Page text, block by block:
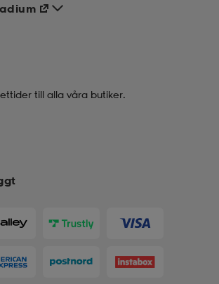
till alla våra butiker.